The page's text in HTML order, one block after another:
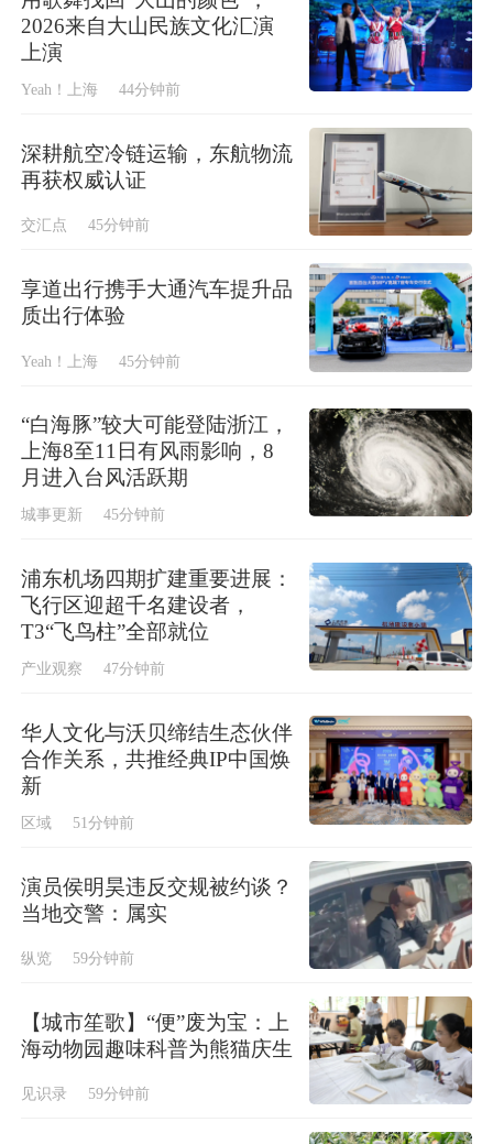
2026来自大山民族文化汇演
上演
Yeah！上海 44分钟前
深耕航空冷链运输，东航物流
再获权威认证
交汇点 45分钟前
享道出行携手大通汽车提升品
质出行体验
Yeah！上海 45分钟前
“白海豚”较大可能登陆浙江，
上海8至11日有风雨影响，8
月进入台风活跃期
城事更新 45分钟前
浦东机场四期扩建重要进展：
飞行区迎超千名建设者，
T3“飞鸟柱”全部就位
产业观察 47分钟前
华人文化与沃贝缔结生态伙伴
合作关系，共推经典IP中国焕
新
区域 51分钟前
演员侯明昊违反交规被约谈？
当地交警：属实
纵览 59分钟前
【城市笙歌】“便”废为宝：上
海动物园趣味科普为熊猫庆生
见识录 59分钟前